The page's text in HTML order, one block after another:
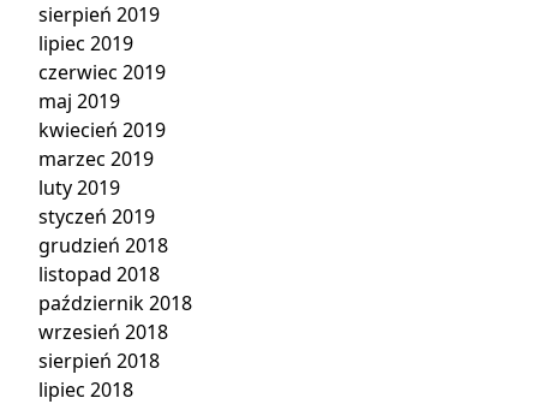
sierpień 2019
lipiec 2019
czerwiec 2019
maj 2019
kwiecień 2019
marzec 2019
luty 2019
styczeń 2019
grudzień 2018
listopad 2018
październik 2018
wrzesień 2018
sierpień 2018
lipiec 2018